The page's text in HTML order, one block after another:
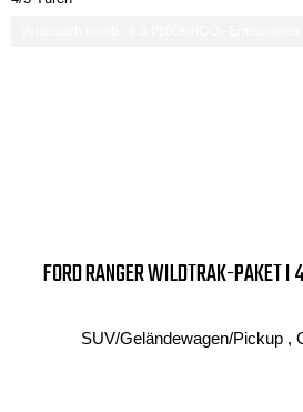
FORD RANGER WILDTRAK-PAKET I
SUV/Geländewagen/Pickup ,